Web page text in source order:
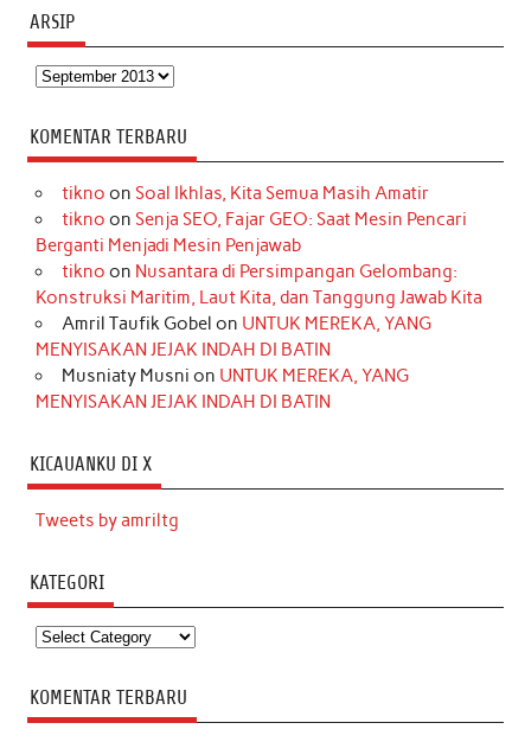
ARSIP
Arsip
KOMENTAR TERBARU
tikno on Soal Ikhlas, Kita Semua Masih Amatir
tikno on Senja SEO, Fajar GEO: Saat Mesin Pencari
Berganti Menjadi Mesin Penjawab
tikno on Nusantara di Persimpangan Gelombang:
Konstruksi Maritim, Laut Kita, dan Tanggung Jawab Kita
Amril Taufik Gobel on UNTUK MEREKA, YANG
MENYISAKAN JEJAK INDAH DI BATIN
Musniaty Musni on UNTUK MEREKA, YANG
MENYISAKAN JEJAK INDAH DI BATIN
KICAUANKU DI X
Tweets by amriltg
KATEGORI
Kategori
KOMENTAR TERBARU